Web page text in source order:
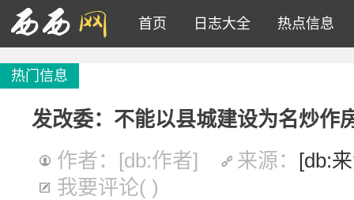
首页 日志大全 热点信息
热门信息
发改委：不能以县城建设为名炒作
作者：[db:作者]
来源： [db:
我要评论( )